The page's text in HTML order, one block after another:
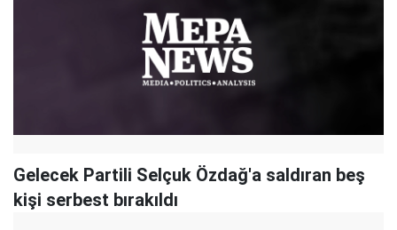
Gelecek Partili Selçuk Özdağ'a saldıran beş
kişi serbest bırakıldı